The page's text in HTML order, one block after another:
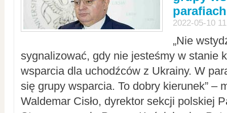
parafiach
2022-05-10
„Nie
sygnalizować, gdy nie jesteśmy w stanie
wsparcia dla uchodźców z Ukrainy. W
się grupy wsparcia. To dobry kierunek” –
Waldemar Cisło, dyrektor sekcji polskiej